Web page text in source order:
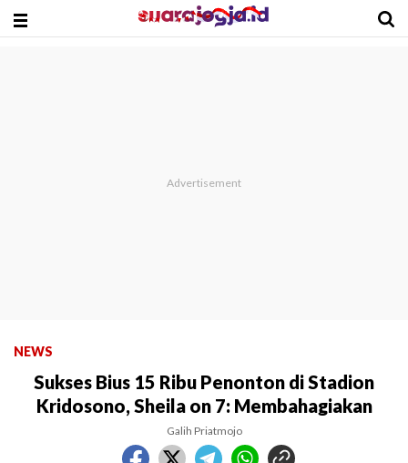
NEWS
Sukses Bius 15 Ribu Penonton di Stadion
Kridosono, Sheila on 7: Membahagiakan
Galih Priatmojo